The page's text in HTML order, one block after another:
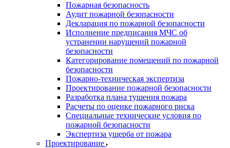
Пожарная безопасность
Аудит пожарной безопасности
Декларация по пожарной безопасности
Исполнение предписания МЧС об
устранении нарушений пожарной
безопасности
Категорирование помещений по пожарной
безопасности
Пожарно-техническая экспертиза
Проектирование пожарной безопасности
Разработка плана тушения пожара
Расчеты по оценке пожарного риска
Специальные технические условия по
пожарной безопасности
Экспертиза ущерба от пожара
Проектирование